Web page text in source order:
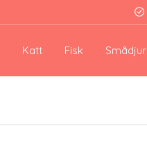
Katt Fisk Smådjur